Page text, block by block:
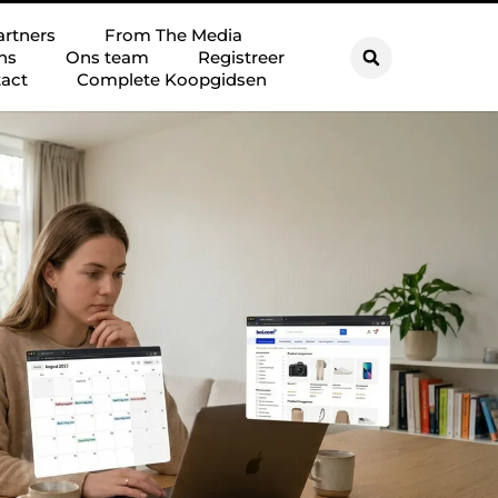
From The Media
Ons team
Registreer
Complete Koopgidsen